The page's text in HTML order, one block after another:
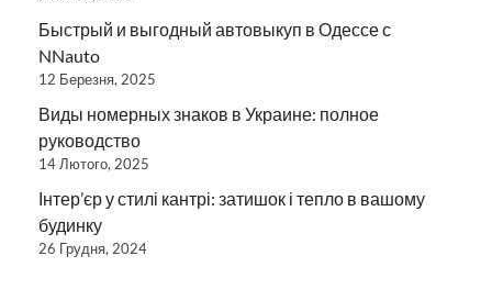
Быстрый и выгодный автовыкуп в Одессе с
NNauto
12 Березня, 2025
Виды номерных знаков в Украине: полное
руководство
14 Лютого, 2025
Інтер’єр у стилі кантрі: затишок і тепло в вашому
будинку
26 Грудня, 2024